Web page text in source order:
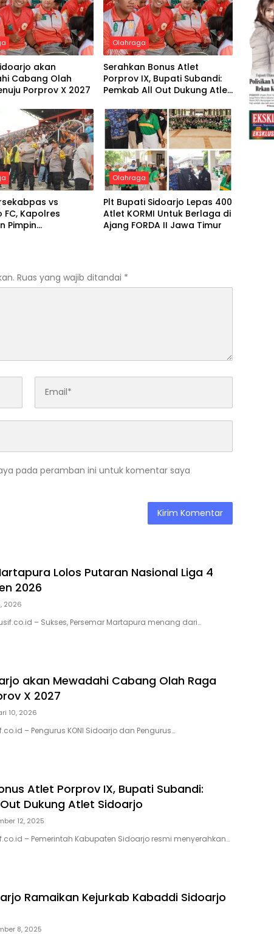
akan
Cabang Olah
Porprov X 2027
Olahraga
Serahkan Bonus Atlet
Porprov IX, Bupati Subandi:
Pemkab All Out Dukung Atlet
vs
FC, Kapolres
Pimpin
Olahraga
Plt Bupati Sidoarjo Lepas 400
Atlet KORMI Untuk Berlaga di
Ajang FORDA II Jawa Timur
Ruas yang wajib ditandai *
pada peramban ini untuk komentar saya
Lolos Putaran Nasional Liga 4
2026
2026
– Sukses, Persemar Martapura menang dari…
akan Mewadahi Cabang Olah Raga
X 2027
10, 2026
– Pengurus KONI Sidoarjo dan Pengurus…
Atlet Porprov IX, Bupati Subandi:
Dukung Atlet Sidoarjo
12, 2025
– Pemerintah Kabupaten Sidoarjo resmi menyerahkan…
Ramaikan Kejurkab Kabaddi Sidoarjo
8, 2025